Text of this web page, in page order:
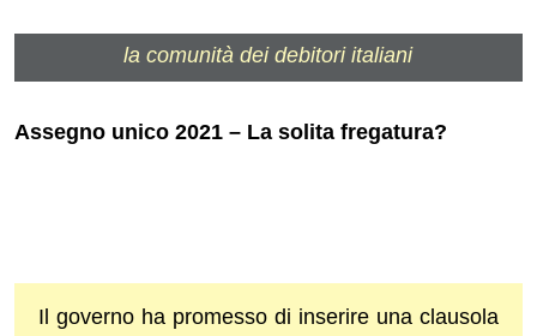
la comunità dei debitori italiani
Assegno unico 2021 – La solita fregatura?
Il governo ha promesso di inserire una clausola